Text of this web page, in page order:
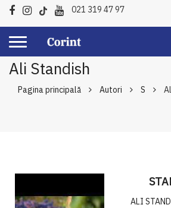
021 319 47 97
Ali Standish
Pagina principală Autori S
ALI